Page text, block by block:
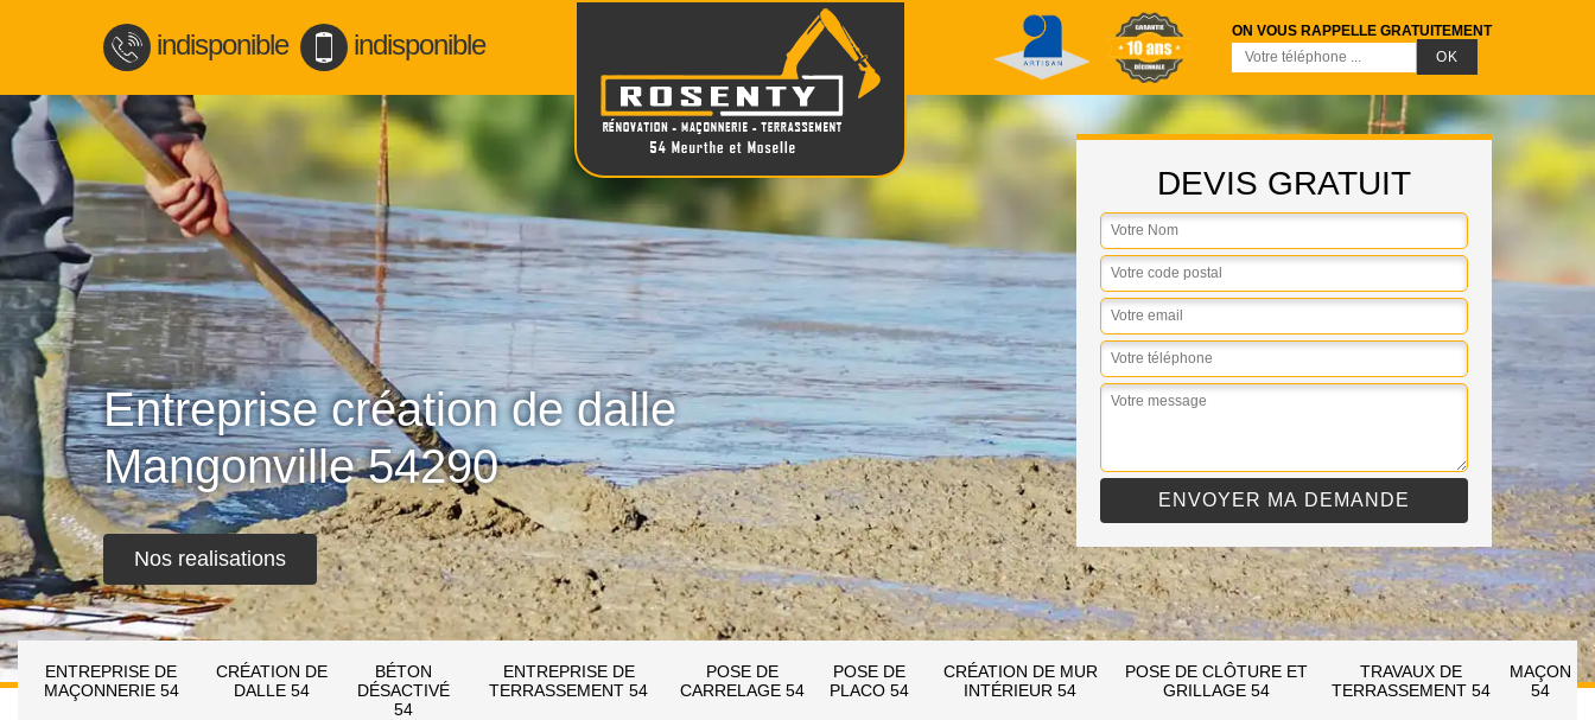
indisponible indisponible ON VOUS RAPPELLE GRATUITEMENT
Entreprise création de dalle
Mangonville 54290
Nos realisations
DEVIS GRATUIT
ENTREPRISE DE
MAÇONNERIE 54
CRÉATION DE
DALLE 54
BÉTON
DÉSACTIVÉ
54
ENTREPRISE DE
TERRASSEMENT 54
POSE DE
CARRELAGE 54
POSE DE
PLACO 54
CRÉATION DE MUR
INTÉRIEUR 54
POSE DE CLÔTURE ET
GRILLAGE 54
TRAVAUX DE
TERRASSEMENT 54
MAÇON
54